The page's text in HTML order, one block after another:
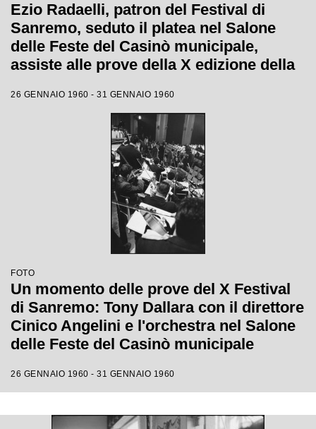
Ezio Radaelli, patron del Festival di
Sanremo, seduto il platea nel Salone
delle Feste del Casinò municipale,
assiste alle prove della X edizione della
26 GENNAIO 1960 - 31 GENNAIO 1960
FOTO
Un momento delle prove del X Festival
di Sanremo: Tony Dallara con il direttore
Cinico Angelini e l'orchestra nel Salone
delle Feste del Casinò municipale
26 GENNAIO 1960 - 31 GENNAIO 1960